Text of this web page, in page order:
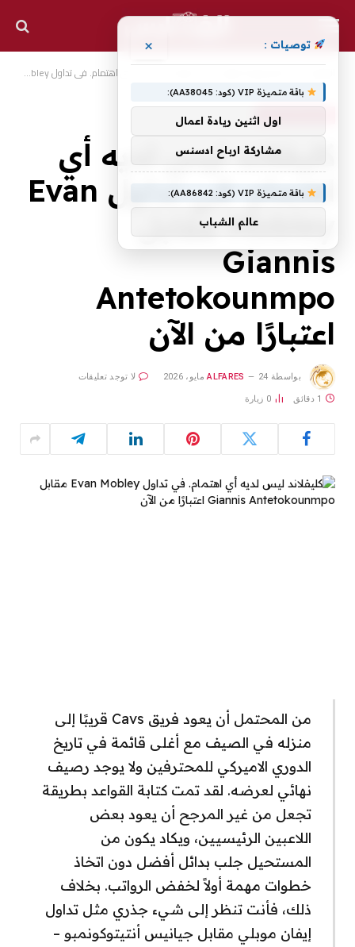
كليفلاند ليس لديه أي اهتمام. في تداول Evan Mobley مقابل Giannis Antetokounmpo اعتبارًا من الآن
أخبار رياضية عالمية
كليفلاند ليس لديه أي
اهتمام. في تداول Evan
Mobley مقابل
Giannis
Antetokounmpo
اعتبارًا من الآن
بواسطة ALFARES 24 مايو، 2026 لا توجد تعليقات
1 دقائق 0 زيارة
من المحتمل أن يعود فريق Cavs قريبًا إلى
منزله في الصيف مع أغلى قائمة في تاريخ
الدوري الاميركي للمحترفين ولا يوجد رصيف
نهائي لعرضه. لقد تمت كتابة القواعد بطريقة
تجعل من غير المرجح أن يعود بعض
اللاعبين الرئيسيين، ويكاد يكون من
المستحيل جلب بدائل أفضل دون اتخاذ
خطوات مهمة أولاً لخفض الرواتب. بخلاف
ذلك، فأنت تنظر إلى شيء جذري مثل تداول
إيفان موبلي مقابل جيانيس أنتيتوكونمبو –
توصيات : ×
باقة متميزة VIP (كود: AA38045):
اول اثنين ريادة اعمال
مشاركة ارباح ادسنس
باقة متميزة VIP (كود: AA86842):
عالم الشباب